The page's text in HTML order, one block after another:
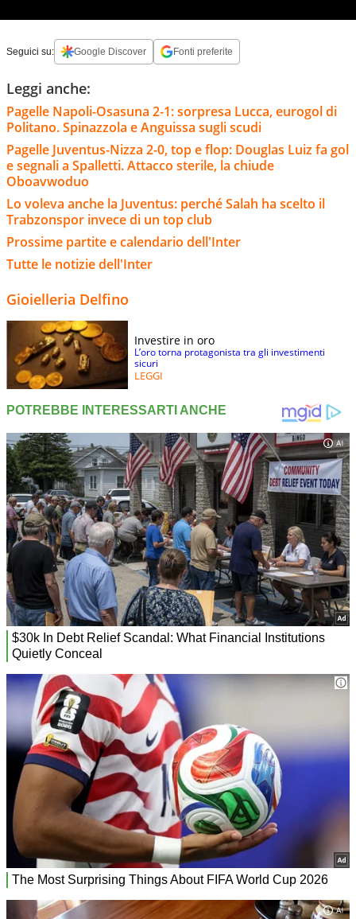
Seguici su: Google Discover Fonti preferite
Leggi anche:
Pagelle Napoli-Osasuna 2-1: sorpresa Lucca, eurogol di
Politano. Spinazzola e Anguissa sugli scudi
Pagelle Juventus-Nizza 2-0, top e flop: Douglas Luiz fa gol
e segnali a Spalletti. Attacco sterile, la chiude
Oboavwoduo
Lo voleva anche la Juventus: perché Salah ha scelto il
Trabzonspor invece di un top club
Prossime partite e calendario dell'Inter
Tutte le notizie dell'Inter
Gioielleria Delfino
Investire in oro
L’oro torna protagonista tra gli investimenti
sicuri
LEGGI